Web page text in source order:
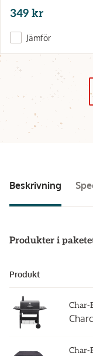
349 kr
Jämför
Beskrivning
Produkter i
Produkt
Char-
Char-